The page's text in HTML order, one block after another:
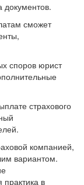
документов.
сможет
споров юрист
страхового
компанией,
вариантом.
в